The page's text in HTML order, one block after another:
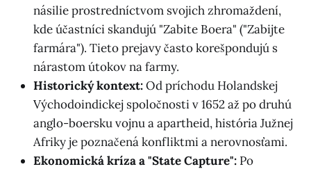
násilie prostredníctvom svojich zhromaždení,
kde účastníci skandujú "Zabite Boera" ("Zabijte
farmára"). Tieto prejavy často korešpondujú s
nárastom útokov na farmy.
Historický kontext:Od príchodu Holandskej
Východoindickej spoločnosti v 1652 až po druhú
anglo-boersku vojnu a apartheid, história Južnej
Afriky je poznačená konfliktmi a nerovnosťami.
Ekonomická kríza a "State Capture": Po